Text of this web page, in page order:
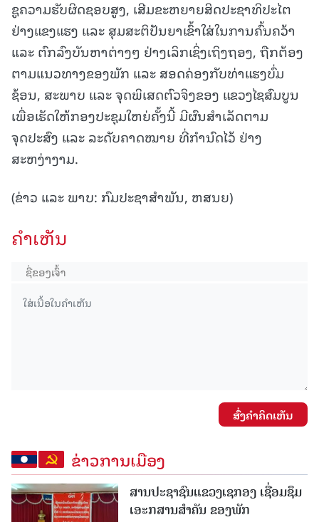
ຊູຄວາມຮັບຜິດຊອບສູງ, ເສີມຂະຫຍາຍສິດປະຊາທິປະໄຕ
ຢ່າງແຂງແຮງ ແລະ ສຸມສະຕິປັນຍາເຂົ້າໃສ່ໃນການຄົ້ນຄວ້າ
ແລະ ຕົກລົງບັນຫາຕ່າງໆ ຢ່າງເລິກເຊິ່ງເຖິງຖອງ, ຖືກຕ້ອງ
ຕາມແນວທາງຂອງພັກ ແລະ ສອດຄ່ອງກັບທ່າແຮງບົ່ມ
ຊ້ອນ, ສະພາບ ແລະ ຈຸດພິເສດຕົວຈິງຂອງ ແຂວງໄຊສົມບູນ
ເພື່ອເຮັດໃຫ້ກອງປະຊຸມໃຫຍ່ຄັ້ງນີ້ ມີຜົນສຳເລັດຕາມ
ຈຸດປະສົງ ແລະ ລະດັບຄາດໝາຍ ທີ່ກຳນົດໄວ້ ຢ່າງ
ສະຫງ່າງາມ.
(ຂ່າວ ແລະ ພາບ: ກົມປະຊາສຳພັນ, ຫສນຍ)
ຄໍາເຫັນ
ສົ່ງຄໍາຄິດເຫັນ
ຂ່າວການເມືອງ
ສານປະຊາຊົນແຂວງເຊກອງ ເຊື່ອມຊຶມ
ເອະກສານສໍາຄັນ ຂອງພັກ